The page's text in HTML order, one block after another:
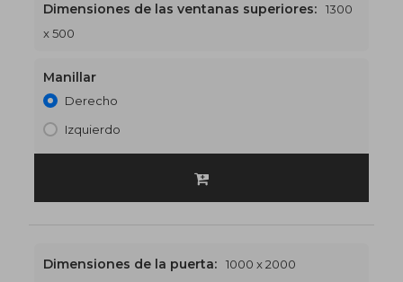
1300 x 2500€524
Dimensiones de las ventanas superiores:
1300
x 500
Manillar
Derecho
Izquierdo
Dimensiones de la puerta: 1000 x 2000